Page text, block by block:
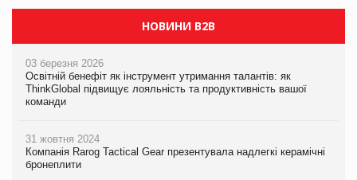
НОВИНИ B2B
03 березня 2026
Освітній бенефіт як інструмент утримання талантів: як
ThinkGlobal підвищує лояльність та продуктивність вашої
команди
31 жовтня 2024
Компанія Rarog Tactical Gear презентувала надлегкі керамічні
бронеплити